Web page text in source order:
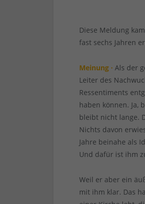
Diese Meldung
fast sechs Jahren
Meinung ·Als der
Leiter des
Ressentiments
haben können. Ja,
bleibt nicht lange.
Nichts davon
Jahre beinahe als
Und dafür ist ihm
Weil er aber ein
mit ihm klar. Das